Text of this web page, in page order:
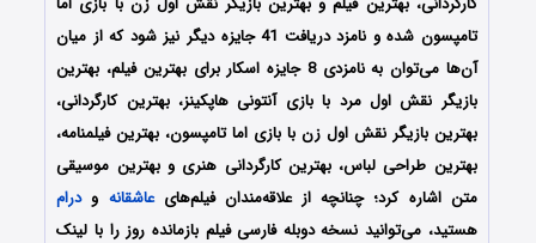
تامپسون شده و نامزد دریافت 41 جایزه دیگر نیز شود که از میان
آن‌ها می‌توان به نامزدی 8 جایزه اسکار برای بهترین فیلم، بهترین
بازیگر نقش اول مرد با بازی آنتونی هاپکینز، بهترین کارگردانی،
بهترین بازیگر نقش اول زن با بازی اما تامپسون، بهترین فیلمنامه،
بهترین طراحی لباس، بهترین کارگردانی هنری و بهترین موسیقی
متن اشاره کرد؛ چنانچه از علاقه‌مندان فیلم‌هایعاشقانه ودرام
هستید، می‌توانید نسخه دوبله فارسی فیلم بازمانده روز را با لینک